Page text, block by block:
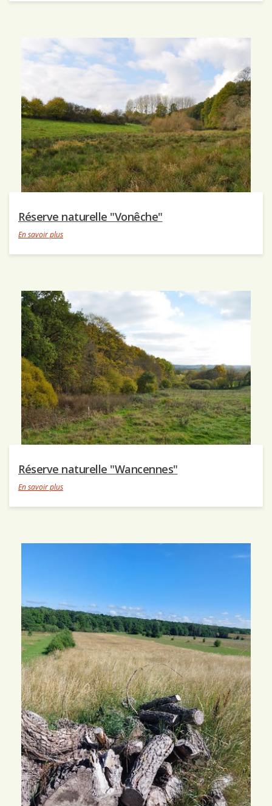
Réserve naturelle "Vonêche"
En savoir plus
Réserve naturelle "Wancennes"
En savoir plus